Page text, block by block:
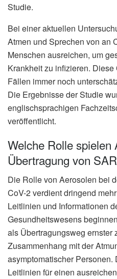
Studie.
Bei einer aktuellen
Atmen und Sprechen von an
Menschen ausreichen, um
Krankheit zu infizieren.
Fällen immer noch
Die Ergebnisse der Studie
englischsprachigen
veröffentlicht.
Welche Rolle spielen
Übertragung von
Die Rolle von Aerosolen bei
CoV-2 verdient dringend
Leitlinien und Informationen
Gesundheitswesens
als Übertragungsweg ernster
Zusammenhang mit der
asymptomatischer
Leitlinien für einen